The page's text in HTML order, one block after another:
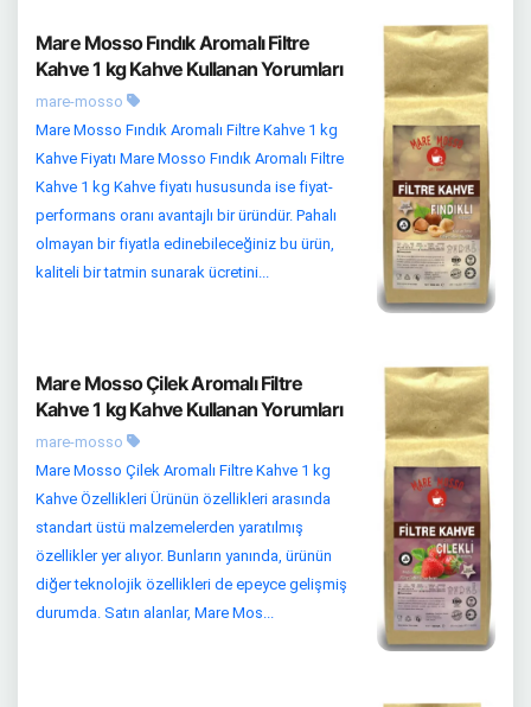
Mare Mosso Fındık Aromalı Filtre
Kahve 1 kg Kahve Kullanan Yorumları
mare-mosso
Mare Mosso Fındık Aromalı Filtre Kahve 1 kg
Kahve Fiyatı Mare Mosso Fındık Aromalı Filtre
Kahve 1 kg Kahve fiyatı hususunda ise fiyat-
performans oranı avantajlı bir üründür. Pahalı
olmayan bir fiyatla edinebileceğiniz bu ürün,
kaliteli bir tatmin sunarak ücretini...
Mare Mosso Çilek Aromalı Filtre
Kahve 1 kg Kahve Kullanan Yorumları
mare-mosso
Mare Mosso Çilek Aromalı Filtre Kahve 1 kg
Kahve Özellikleri Ürünün özellikleri arasında
standart üstü malzemelerden yaratılmış
özellikler yer alıyor. Bunların yanında, ürünün
diğer teknolojik özellikleri de epeyce gelişmiş
durumda. Satın alanlar, Mare Mos...